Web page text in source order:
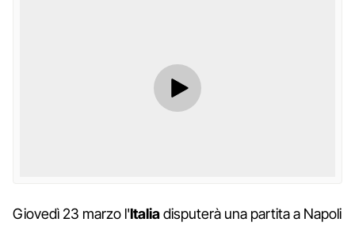
Giovedì 23 marzo l'Italiadisputerà una partita a Napoli